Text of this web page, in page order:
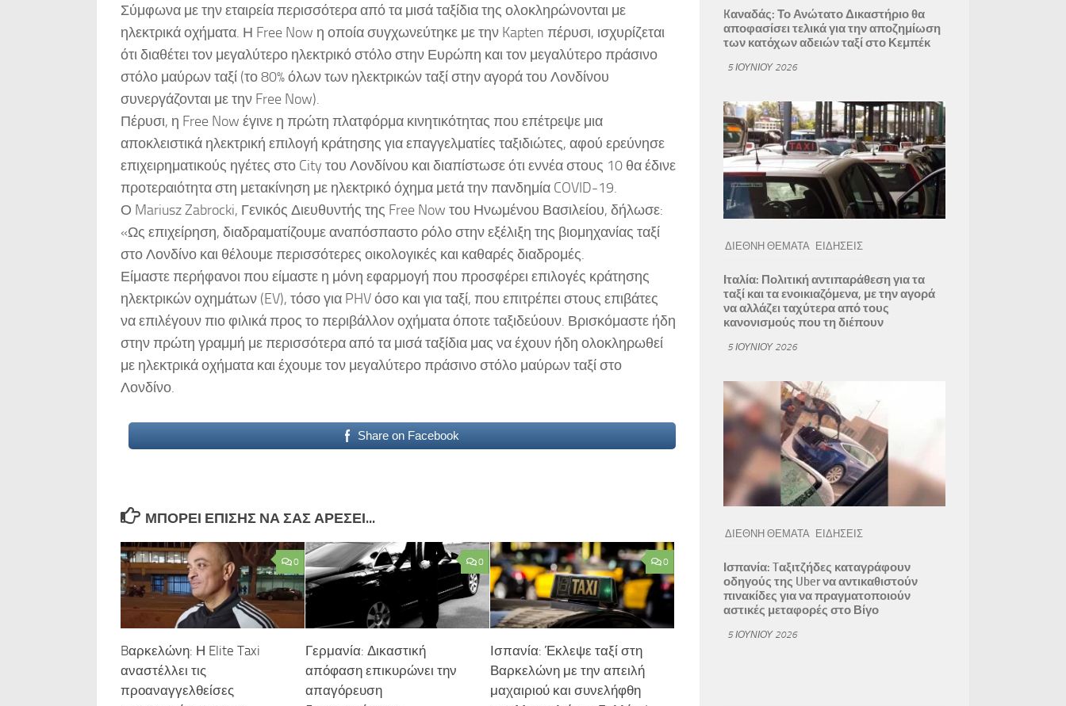
Σύμφωνα με την εταιρεία περισσότερα από τα μισά ταξίδια της ολοκληρώνονται με
ηλεκτρικά οχήματα. Η Free Now η οποία συγχωνεύτηκε με την Kapten πέρυσι, ισχυρίζεται
ότι διαθέτει τον μεγαλύτερο ηλεκτρικό στόλο στην Ευρώπη και τον μεγαλύτερο πράσινο
στόλο μαύρων ταξί (το 80% όλων των ηλεκτρικών ταξί στην αγορά του Λονδίνου
συνεργάζονται με την Free Now).
Πέρυσι, η Free Now έγινε η πρώτη πλατφόρμα κινητικότητας που επέτρεψε μια
αποκλειστικά ηλεκτρική επιλογή κράτησης για επαγγελματίες ταξιδιώτες, αφού ερεύνησε
επιχειρηματικούς ηγέτες στο City του Λονδίνου και διαπίστωσε ότι εννέα στους 10 θα έδινε
προτεραιότητα στη μετακίνηση με ηλεκτρικό όχημα μετά την πανδημία COVID-19.
Ο Mariusz Zabrocki, Γενικός Διευθυντής της Free Now του Ηνωμένου Βασιλείου, δήλωσε:
«Ως επιχείρηση, διαδραματίζουμε αναπόσπαστο ρόλο στην εξέλιξη της βιομηχανίας ταξί
στο Λονδίνο και θέλουμε περισσότερες οικολογικές και καθαρές διαδρομές.
Είμαστε περήφανοι που είμαστε η μόνη εφαρμογή που προσφέρει επιλογές κράτησης
ηλεκτρικών οχημάτων (EV), τόσο για PHV όσο και για ταξί, που επιτρέπει στους επιβάτες
να επιλέγουν πιο φιλικά προς το περιβάλλον οχήματα όποτε ταξιδεύουν. Βρισκόμαστε ήδη
στην πρώτη γραμμή με περισσότερα από τα μισά ταξίδια μας να έχουν ήδη ολοκληρωθεί
με ηλεκτρικά οχήματα και έχουμε τον μεγαλύτερο πράσινο στόλο μαύρων ταξί στο
Λονδίνο.
Share on Facebook
ΜΠΟΡΕΊ ΕΠΊΣΗΣ ΝΑ ΣΑΣ ΑΡΈΣΕΙ...
0
Bαρκελώνη: Η Elite Taxi
αναστέλλει τις
προαναγγελθείσες
0
Γερμανία: Δικαστική
απόφαση επικυρώνει την
απαγόρευση
0
Ισπανία: Έκλεψε ταξί στη
Βαρκελώνη με την απειλή
μαχαιριού και συνελήφθη
Kαναδάς: Το Ανώτατο Δικαστήριο θα
αποφασίσει τελικά για την αποζημίωση
των κατόχων αδειών ταξί στο Κεμπέκ
5 ΙΟΥΝΊΟΥ 2026
ΔΙΕΘΝΗ ΘΕΜΑΤΑ ΕΙΔΗΣΕΙΣ
Ιταλία: Πολιτική αντιπαράθεση για τα
ταξί και τα ενοικιαζόμενα, με την αγορά
να αλλάζει ταχύτερα από τους
κανονισμούς που τη διέπουν
5 ΙΟΥΝΊΟΥ 2026
ΔΙΕΘΝΗ ΘΕΜΑΤΑ ΕΙΔΗΣΕΙΣ
Ισπανία: Tαξιτζήδες καταγράφουν
οδηγούς της Uber να αντικαθιστούν
πινακίδες για να πραγματοποιούν
αστικές μεταφορές στο Βίγο
5 ΙΟΥΝΊΟΥ 2026